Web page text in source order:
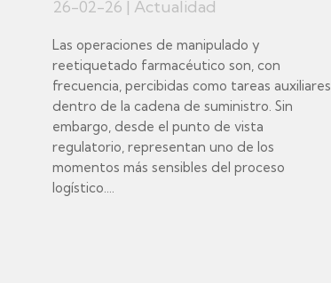
26-02-26 | Actualidad
Las operaciones de manipulado y
reetiquetado farmacéutico son, con
frecuencia, percibidas como tareas auxiliares
dentro de la cadena de suministro. Sin
embargo, desde el punto de vista
regulatorio, representan uno de los
momentos más sensibles del proceso
logístico....